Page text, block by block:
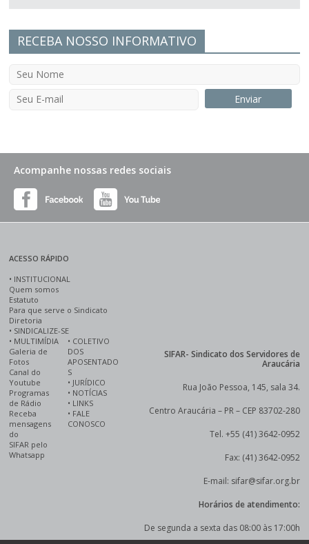
RECEBA NOSSO INFORMATIVO
Acompanhe nossas redes sociais
ACESSO RÁPIDO
• INSTITUCIONAL
Quem somos
Estatuto
Para que serve o Sindicato
Diretoria
• SINDICALIZE-SE
• MULTIMÍDIA
Galeria de
Fotos
Canal do
Youtube
Programas
de Rádio
Receba
mensagens
do
SIFAR pelo
Whatsapp
• COLETIVO
DOS
APOSENTADO
S
• JURÍDICO
• NOTÍCIAS
• LINKS
• FALE
CONOSCO
SIFAR- Sindicato dos Servidores de
Araucária
Rua João Pessoa, 145, sala 34.
Centro Araucária – PR – CEP 83702-280
Tel. +55 (41) 3642-0952
Fax: (41) 3642-0952
E-mail: sifar@sifar.org.br
Horários de atendimento:
De segunda a sexta das 08:00 às 17:00h